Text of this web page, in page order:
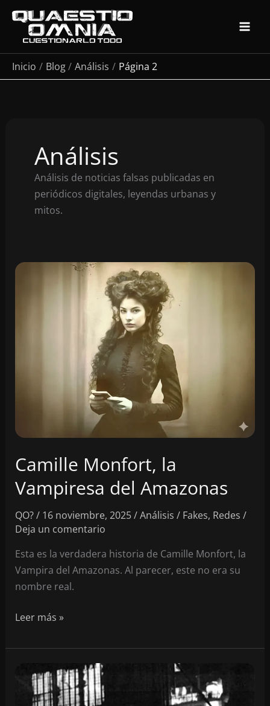
contenido
Inicio
Blog Análisis Página 2
Análisis
Análisis de noticias falsas publicadas en
periódicos digitales, leyendas urbanas y
mitos.
Camille Monfort, la
Vampiresa del Amazonas
QO?/ 16 noviembre, 2025/Análisis / Fakes, Redes /
Deja un comentario
Esta es la verdadera historia de Camille Monfort, la
Vampira del Amazonas. Al parecer, este no era su
nombre real.
Camille
la
Vampiresa
Amazonas
Leer más »